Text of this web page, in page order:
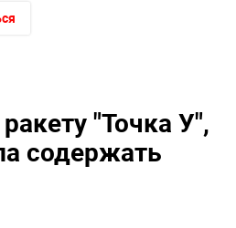
"Точка У",
содержать